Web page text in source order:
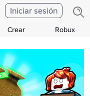
Crear Robux
Iniciar sesión